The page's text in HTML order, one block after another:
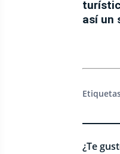
así un
¿Te